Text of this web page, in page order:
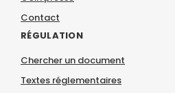
Contact
RÉGULATION
Chercher un document
Textes réglementaires